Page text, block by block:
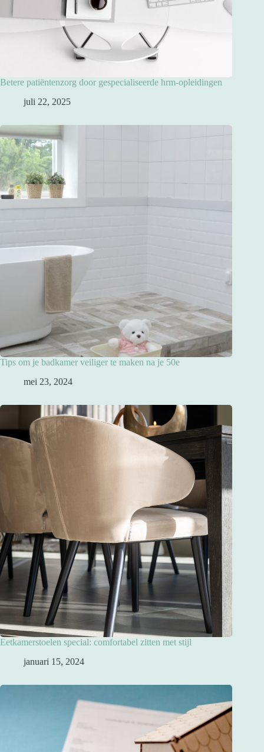
Betere patiëntenzorg door gespecialiseerde hrm-opleidingen
juli 22, 2025
Tips om je badkamer veiliger te maken na je 50e
mei 23, 2024
Eetkamerstoelen special: comfortabel zitten met stijl
januari 15, 2024